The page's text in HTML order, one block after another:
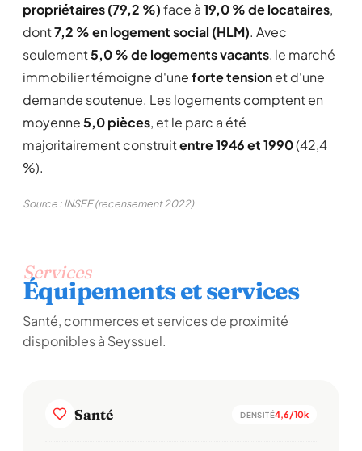
propriétaires (79,2 %)face à19,0 % de locataires,
dont7,2 % en logement social (HLM). Avec
seulement5,0 % de logements vacants, le marché
immobilier témoigne d'uneforte tensionet d'une
demande soutenue. Les logements comptent en
moyenne5,0 pièces, et le parc a été
majoritairement construitentre 1946 et 1990(42,4
%).
Source : INSEE (recensement 2022)
Services
Équipements et services
Santé, commerces et services de proximité
disponibles à Seyssuel.
Santé DENSITÉ4,6/10k